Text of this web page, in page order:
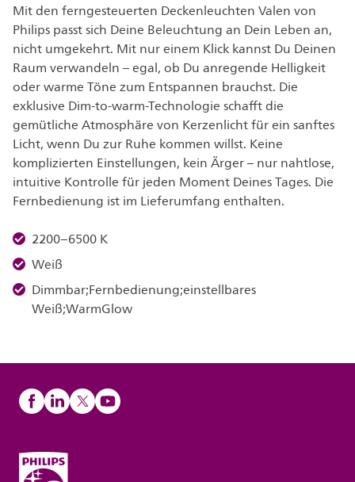
Mit den ferngesteuerten Deckenleuchten Valen von
Philips passt sich Deine Beleuchtung an Dein Leben an,
nicht umgekehrt. Mit nur einem Klick kannst Du Deinen
Raum verwandeln – egal, ob Du anregende Helligkeit
oder warme Töne zum Entspannen brauchst. Die
exklusive Dim-to-warm-Technologie schafft die
gemütliche Atmosphäre von Kerzenlicht für ein sanftes
Licht, wenn Du zur Ruhe kommen willst. Keine
komplizierten Einstellungen, kein Ärger – nur nahtlose,
intuitive Kontrolle für jeden Moment Deines Tages. Die
Fernbedienung ist im Lieferumfang enthalten.
2200–6500 K
Weiß
Dimmbar;Fernbedienung;einstellbares
Weiß;WarmGlow